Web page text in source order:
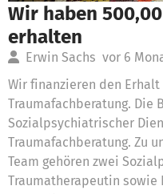
Wir haben
erhalten
Erwin Sachs vor 6
Wir finanzieren den Erhalt
Traumafachberatung. Die
Sozialpsychiatrischer
Traumafachberatung. Zu
Team gehören zwei
Traumatherapeutin sowie